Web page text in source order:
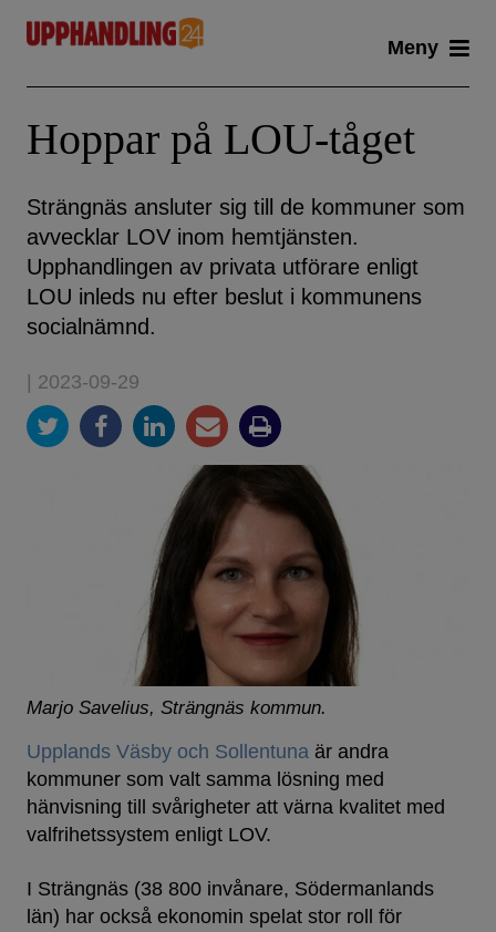
content
Meny
Hoppar på LOU-tåget
Strängnäs ansluter sig till de kommuner som
avvecklar LOV inom hemtjänsten.
Upphandlingen av privata utförare enligt
LOU inleds nu efter beslut i kommunens
socialnämnd.
| 2023-09-29
Marjo Savelius, Strängnäs kommun.
Upplands Väsby och Sollentuna är andra
kommuner som valt samma lösning med
hänvisning till svårigheter att värna kvalitet med
valfrihetssystem enligt LOV.
I Strängnäs (38 800 invånare, Södermanlands
län) har också ekonomin spelat stor roll för